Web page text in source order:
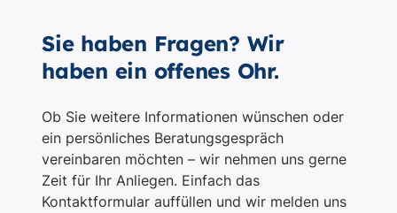
Sie haben Fragen? Wir
haben ein offenes Ohr.
Ob Sie weitere Informationen wünschen oder
ein persönliches Beratungsgespräch
vereinbaren möchten – wir nehmen uns gerne
Zeit für Ihr Anliegen. Einfach das
Kontaktformular auffüllen und wir melden uns